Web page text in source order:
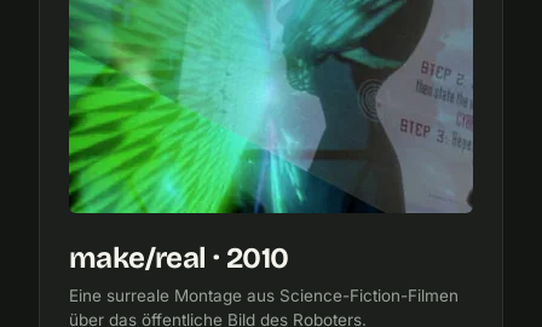
make/real · 2010
Eine surreale Montage aus Science-Fiction-Filmen
über das öffentliche Bild des Roboters.